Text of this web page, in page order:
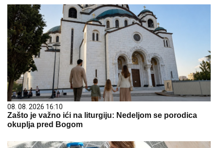
08. 08. 2026 16:10
Zašto je važno ići na liturgiju: Nedeljom se porodica
okuplja pred Bogom